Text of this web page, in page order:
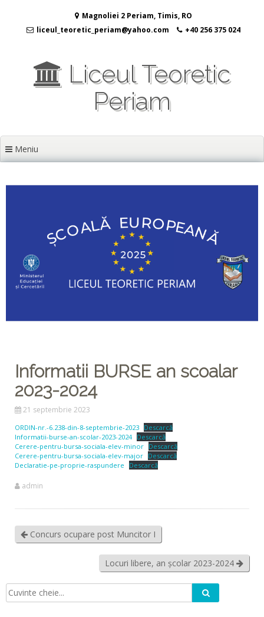
conținut
Magnoliei 2 Periam, Timis, RO
liceul_teoretic_periam@yahoo.com
+40 256 375 024
Liceul Teoretic
Periam
Meniu
Informatii BURSE an scoalar
2023-2024
21 septembrie 2023
ORDIN-nr.-6.238-din-8-septembrie-2023 Descarcă
Informatii-burse-an-scolar-2023-2024 Descarcă
Cerere-pentru-bursa-sociala-elev-minor Descarcă
Cerere-pentru-bursa-sociala-elev-major Descarcă
Declaratie-pe-proprie-raspundere
Descarcă
admin
Concurs ocupare post Muncitor I
Locuri libere, an școlar 2023-2024